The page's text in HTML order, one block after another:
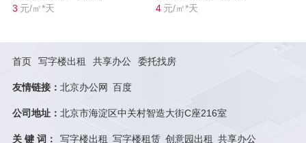
3 元/㎡*天
4 元/㎡*天
首页 写字楼出租 共享办公 委托找房
友情链接： 北京办公网 百度
公司地址： 北京市海淀区中关村智造大街C座216室
关 键 词： 写字楼出租 写字楼租赁 创意园出租 共享办公